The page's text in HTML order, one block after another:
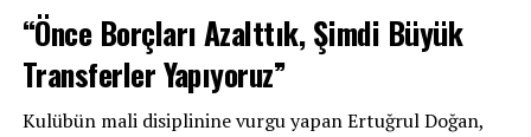
“Önce Borçları Azalttık, Şimdi Büyük
Transferler Yapıyoruz”
Kulübün mali disiplinine vurgu yapan Ertuğrul Doğan,